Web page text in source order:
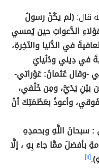
قال:(لم يكُنْ رسولُ
الدَّعواتِ حين يُمسي
في الدُّنيا والآخِرةِ،
في دِيني ودُنْيايَ
-وقال عُثمانُ: عَوْراتي-
بيْنِ يَدَيَّ، ومِن خَلْفي،
وأعوذُ بعَظَمَتِكَ أنْ
اللَّهِ وبحمدِهِ
بأفضلَ ممَّا جاءَ بِهِ ، إلَّا
.[١١]